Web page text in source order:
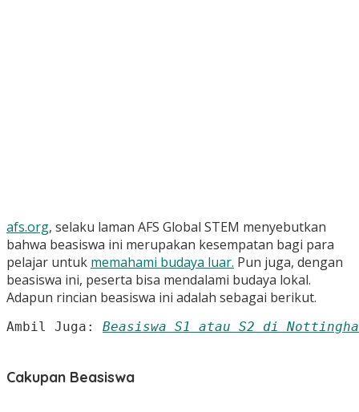
afs.org, selaku laman AFS Global STEM menyebutkan
bahwa beasiswa ini merupakan kesempatan bagi para
pelajar untuk memahami budaya luar. Pun juga, dengan
beasiswa ini, peserta bisa mendalami budaya lokal.
Adapun rincian beasiswa ini adalah sebagai berikut.
Ambil Juga: Beasiswa S1 atau S2 di
Cakupan Beasiswa